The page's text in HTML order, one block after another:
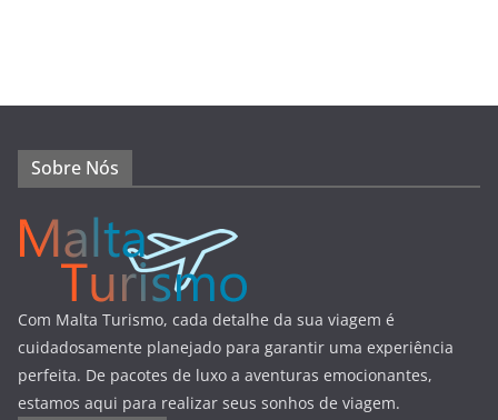
Sobre Nós
Com Malta Turismo, cada detalhe da sua viagem é
cuidadosamente planejado para garantir uma experiência
perfeita. De pacotes de luxo a aventuras emocionantes,
estamos aqui para realizar seus sonhos de viagem.